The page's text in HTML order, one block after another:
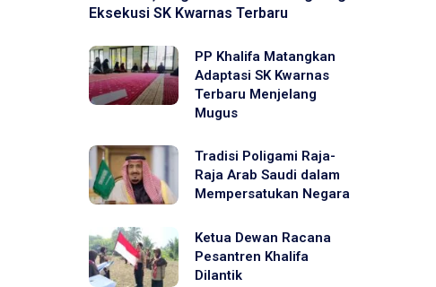
Eksekusi SK Kwarnas Terbaru
PP Khalifa Matangkan
Adaptasi SK Kwarnas
Terbaru Menjelang
Mugus
Tradisi Poligami Raja-
Raja Arab Saudi dalam
Mempersatukan Negara
Ketua Dewan Racana
Pesantren Khalifa
Dilantik